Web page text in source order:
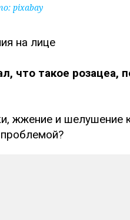
pixabay
что такое розацеа,
жжение и шелушение